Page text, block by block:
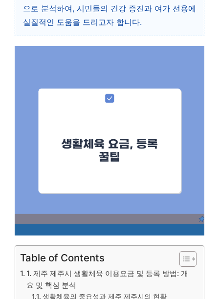
으로 분석하여, 시민들의 건강 증진과 여가 선용에
실질적인 도움을 드리고자 합니다.
Table of Contents
1. 제주 제주시 생활체육 이용요금 및 등록 방법: 개
요 및 핵심 분석
생활체육의 중요성과 제주 제주시의 현황